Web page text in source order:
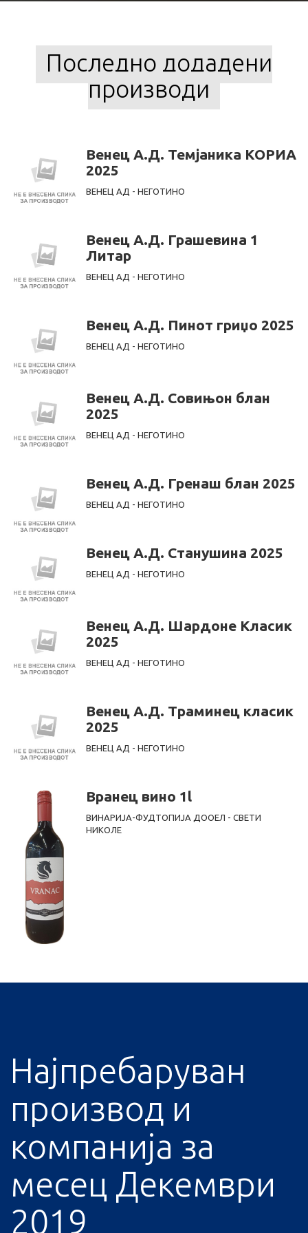
Последно додадени
производи
Венец А.Д. Темјаника КОРИА
2025
ВЕНЕЦ АД - НЕГОТИНО
Венец А.Д. Грашевина 1
Литар
ВЕНЕЦ АД - НЕГОТИНО
Венец А.Д. Пинот гриџо 2025
ВЕНЕЦ АД - НЕГОТИНО
Венец А.Д. Совињон блан
2025
ВЕНЕЦ АД - НЕГОТИНО
Венец А.Д. Гренаш блан 2025
ВЕНЕЦ АД - НЕГОТИНО
Венец А.Д. Станушина 2025
ВЕНЕЦ АД - НЕГОТИНО
Венец А.Д. Шардоне Класик
2025
ВЕНЕЦ АД - НЕГОТИНО
Венец А.Д. Траминец класик
2025
ВЕНЕЦ АД - НЕГОТИНО
Вранец вино 1l
ВИНАРИЈА-ФУДТОПИЈА ДООЕЛ - СВЕТИ
НИКОЛЕ
Најпребаруван
производ и
компанија за
месец Декември
2019